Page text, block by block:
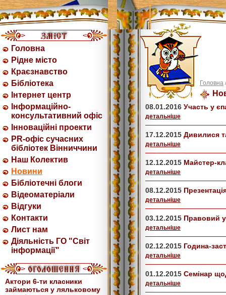
Головна
Рідне місто
Краєзнавство
Бібліотека
Інтернет центр
Інформаційно-
консультативний офіс
Інноваційні проекти
PR-офіс сучасних
бібліотек Вінниччини
Наш Колектив
Новини
Бібліотечні блоги
Відеоматеріали
Відгуки
Контакти
Лист нам
Діяльність ГО "Світ
інформації"
Актори 6-ти класники
займаються у ляльковому
Головна
08.01.2016 Участь у
детальнiше
17.12.2015 Дивилися
детальнiше
12.12.2015 Майстер-
детальнiше
08.12.2015
детальнiше
03.12.2015 Правовий
детальнiше
02.12.2015 Година-
детальнiше
01.12.2015 Семінар
детальнiше